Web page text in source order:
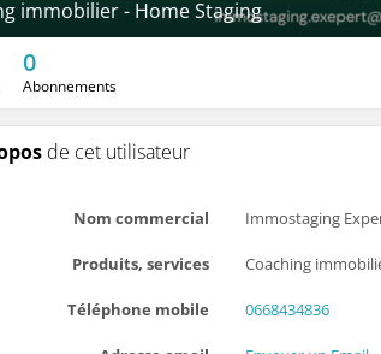
immobilier - Home Staging
0
Abonnements
de cet utilisateur
Nom commercial Immostaging
Produits, services Coaching
Téléphone mobile 0668434836